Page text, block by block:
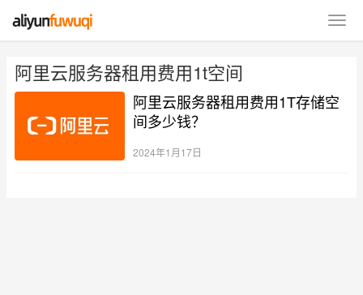
阿里云服务器租用费用1t空间
阿里云服务器租用费用1T存储空
间多少钱？
2024年1月17日